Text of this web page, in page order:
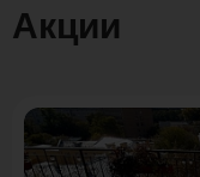
Акции